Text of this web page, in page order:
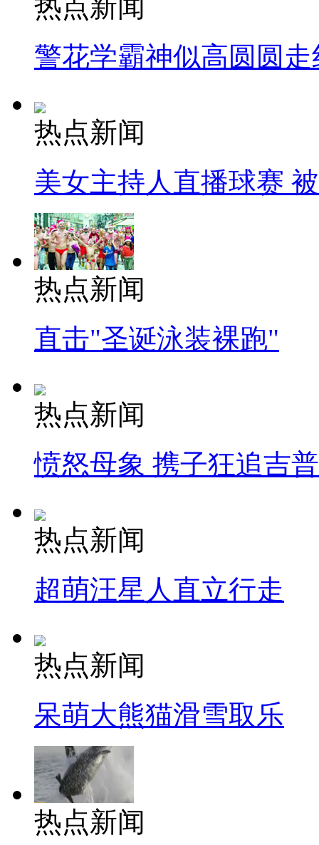
热点新闻
警花学霸神似高圆圆走
热点新闻
美女主持人直播球赛
热点新闻
直击"圣诞泳装裸跑"
热点新闻
愤怒母象 携子狂追吉
热点新闻
超萌汪星人直立行走
热点新闻
呆萌大熊猫滑雪取乐
热点新闻